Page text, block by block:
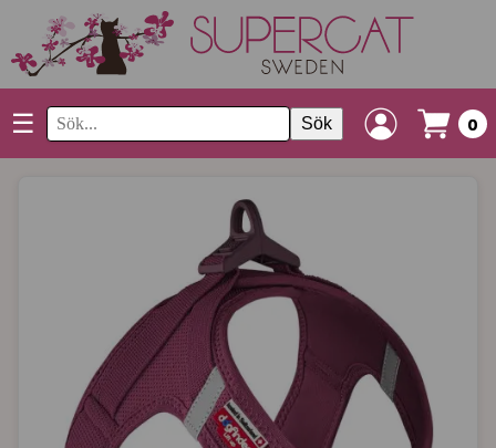
☰ Sök 0